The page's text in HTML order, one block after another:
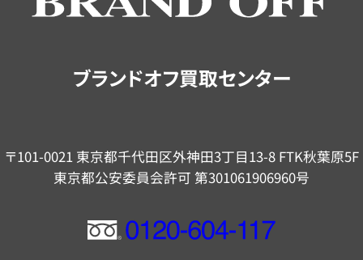
ブランドオフ買取センター
〒101-0021 東京都千代田区外神田3丁目13-8 FTK秋葉原5F
東京都公安委員会許可 第301061906960号
フ